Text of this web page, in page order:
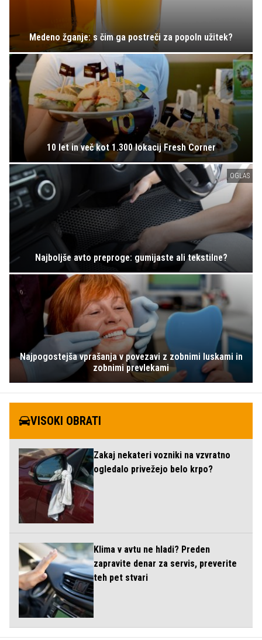
Medeno žganje: s čim ga postreči za popoln užitek?
10 let in več kot 1.300 lokacij Fresh Corner
OGLAS
Najboljše avto preproge: gumijaste ali tekstilne?
Najpogostejša vprašanja v povezavi z zobnimi luskami in
zobnimi prevlekami
VISOKI OBRATI
Zakaj nekateri vozniki na vzvratno
ogledalo privežejo belo krpo?
Klima v avtu ne hladi? Preden
zapravite denar za servis, preverite
teh pet stvari